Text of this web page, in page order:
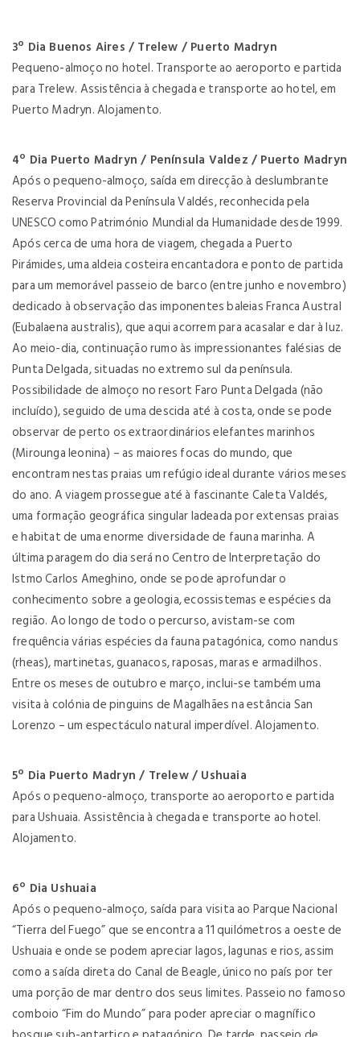
3º Dia Buenos Aires / Trelew / Puerto Madryn
Pequeno-almoço no hotel. Transporte ao aeroporto e partida
para Trelew. Assistência à chegada e transporte ao hotel, em
Puerto Madryn. Alojamento.
4º Dia Puerto Madryn / Península Valdez / Puerto Madryn
Após o pequeno-almoço, saída em direcção à deslumbrante
Reserva Provincial da Península Valdés, reconhecida pela
UNESCO como Património Mundial da Humanidade desde 1999.
Após cerca de uma hora de viagem, chegada a Puerto
Pirámides, uma aldeia costeira encantadora e ponto de partida
para um memorável passeio de barco (entre junho e novembro)
dedicado à observação das imponentes baleias Franca Austral
(Eubalaena australis), que aqui acorrem para acasalar e dar à luz.
Ao meio-dia, continuação rumo às impressionantes falésias de
Punta Delgada, situadas no extremo sul da península.
Possibilidade de almoço no resort Faro Punta Delgada (não
incluído), seguido de uma descida até à costa, onde se pode
observar de perto os extraordinários elefantes marinhos
(Mirounga leonina) – as maiores focas do mundo, que
encontram nestas praias um refúgio ideal durante vários meses
do ano. A viagem prossegue até à fascinante Caleta Valdés,
uma formação geográfica singular ladeada por extensas praias
e habitat de uma enorme diversidade de fauna marinha. A
última paragem do dia será no Centro de Interpretação do
Istmo Carlos Ameghino, onde se pode aprofundar o
conhecimento sobre a geologia, ecossistemas e espécies da
região. Ao longo de todo o percurso, avistam-se com
frequência várias espécies da fauna patagónica, como nandus
(rheas), martinetas, guanacos, raposas, maras e armadilhos.
Entre os meses de outubro e março, inclui-se também uma
visita à colónia de pinguins de Magalhães na estância San
Lorenzo – um espectáculo natural imperdível. Alojamento.
5º Dia Puerto Madryn / Trelew / Ushuaia
Após o pequeno-almoço, transporte ao aeroporto e partida
para Ushuaia. Assistência à chegada e transporte ao hotel.
Alojamento.
6º Dia Ushuaia
Após o pequeno-almoço, saída para visita ao Parque Nacional
“Tierra del Fuego” que se encontra a 11 quilómetros a oeste de
Ushuaia e onde se podem apreciar lagos, lagunas e rios, assim
como a saída direta do Canal de Beagle, único no país por ter
uma porção de mar dentro dos seus limites. Passeio no famoso
comboio “Fim do Mundo” para poder apreciar o magnífico